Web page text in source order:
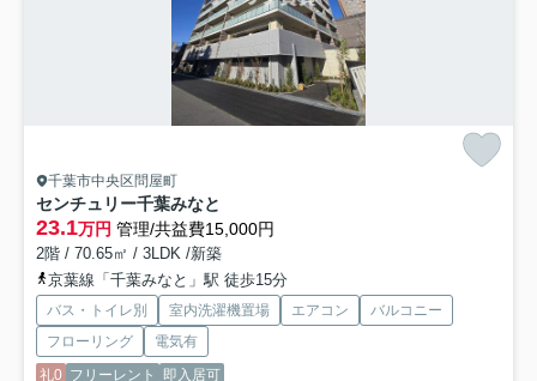
千葉市中央区問屋町
センチュリー千葉みなと
23.1万円 管理/共益費15,000円
2階 / 70.65㎡ / 3LDK /新築
京葉線「千葉みなと」駅 徒歩15分
バス・トイレ別 室内洗濯機置場 エアコン
バルコニー
フローリング
電気有
礼0 フリーレント 即入居可